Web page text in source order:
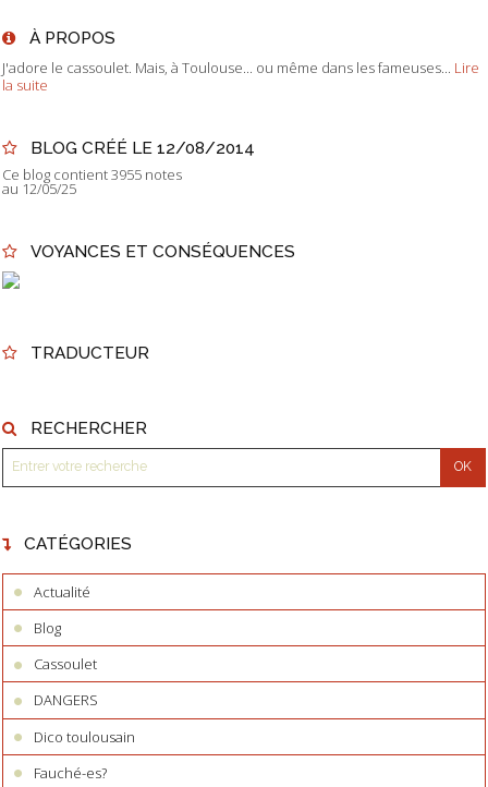
À PROPOS
J'adore le cassoulet. Mais, à Toulouse... ou même dans les fameuses...
Lire
la suite
BLOG CRÉÉ LE 12/08/2014
Ce blog contient 3955 notes
au 12/05/25
VOYANCES ET CONSÉQUENCES
TRADUCTEUR
RECHERCHER
CATÉGORIES
Actualité
Blog
Cassoulet
DANGERS
Dico toulousain
Fauché-es?